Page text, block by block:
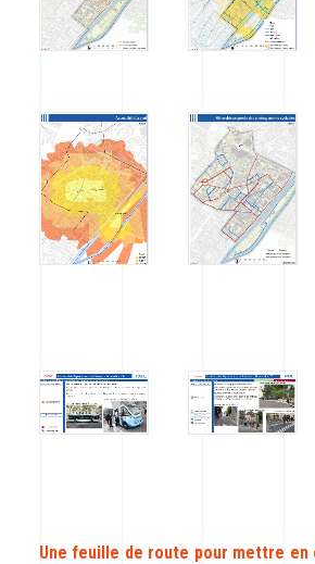
Une feuille de route pour mettre